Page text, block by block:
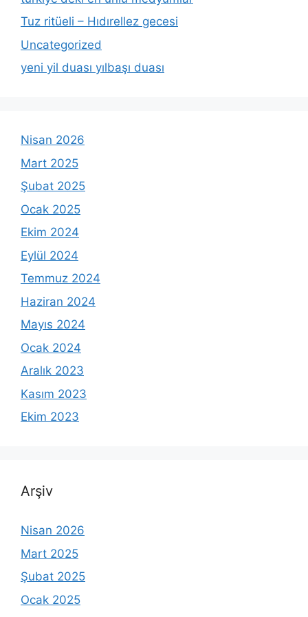
Tuz ritüeli – Hıdırellez gecesi
Uncategorized
yeni yil duası yılbaşı duası
Nisan 2026
Mart 2025
Şubat 2025
Ocak 2025
Ekim 2024
Eylül 2024
Temmuz 2024
Haziran 2024
Mayıs 2024
Ocak 2024
Aralık 2023
Kasım 2023
Ekim 2023
Arşiv
Nisan 2026
Mart 2025
Şubat 2025
Ocak 2025